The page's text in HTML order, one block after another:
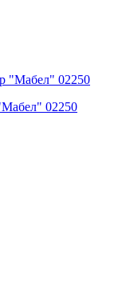
02250